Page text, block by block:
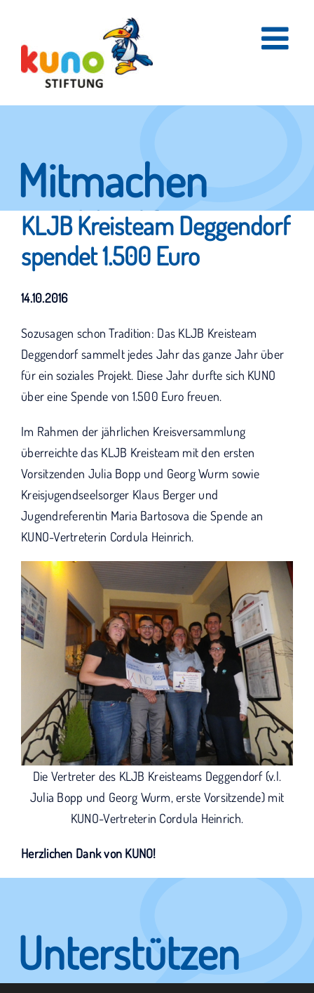
content
Mitmachen
und helfen.
Hier erfahren Sie, wie fleißige Helfer
KLJB Kreisteam Deggendorf
spendet 1.500 Euro
14.10.2016
Sozusagen schon Tradition: Das KLJB Kreisteam
Deggendorf sammelt jedes Jahr das ganze Jahr über
für ein soziales Projekt. Diese Jahr durfte sich KUNO
über eine Spende von 1.500 Euro freuen.
Im Rahmen der jährlichen Kreisversammlung
überreichte das KLJB Kreisteam mit den ersten
Vorsitzenden Julia Bopp und Georg Wurm sowie
Kreisjugendseelsorger Klaus Berger und
Jugendreferentin Maria Bartosova die Spende an
KUNO-Vertreterin Cordula Heinrich.
Die Vertreter des KLJB Kreisteams Deggendorf (v.l.
Julia Bopp und Georg Wurm, erste Vorsitzende) mit
KUNO-Vertreterin Cordula Heinrich.
Herzlichen Dank von KUNO!
Unterstützen